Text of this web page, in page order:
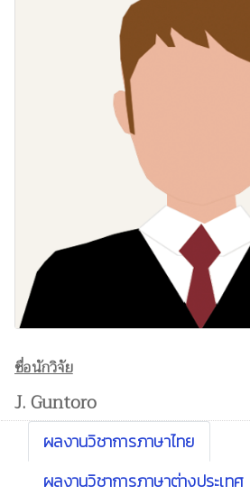
ชื่อนักวิจัย
J. Guntoro
ผลงานวิชาการภาษาไทย
ผลงานวิชาการภาษาต่างประเทศ